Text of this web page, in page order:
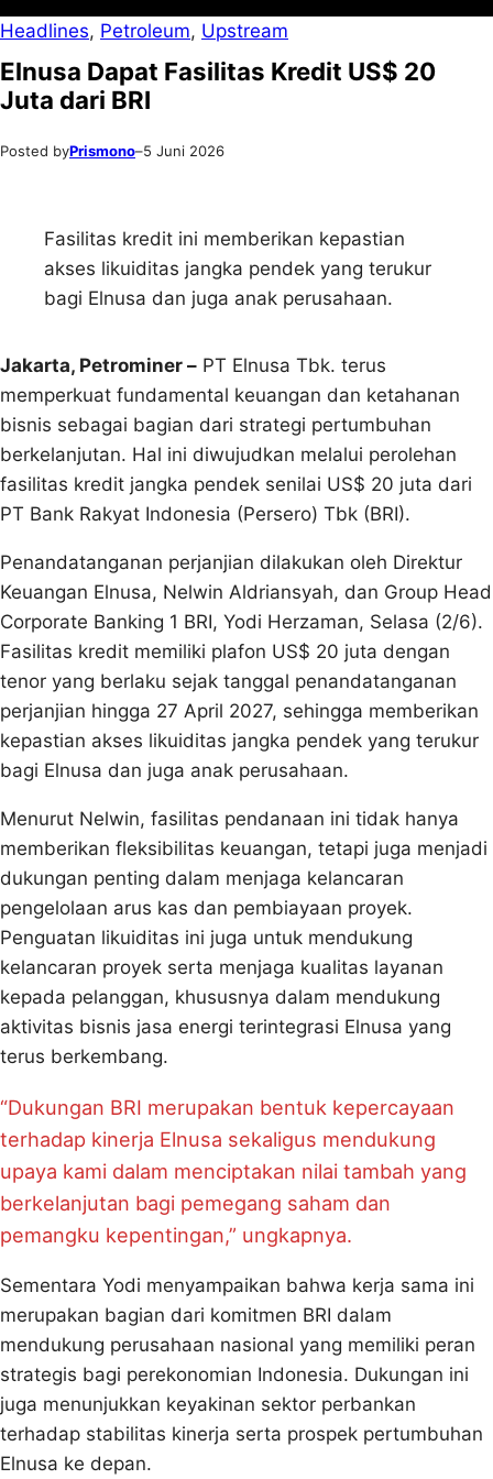
Headlines, Petroleum, Upstream
Elnusa Dapat Fasilitas Kredit US$ 20
Juta dari BRI
Posted byPrismono–5 Juni 2026
Fasilitas kredit ini memberikan kepastian
akses likuiditas jangka pendek yang terukur
bagi Elnusa dan juga anak perusahaan.
Jakarta, Petrominer – PT Elnusa Tbk. terus
memperkuat fundamental keuangan dan ketahanan
bisnis sebagai bagian dari strategi pertumbuhan
berkelanjutan. Hal ini diwujudkan melalui perolehan
fasilitas kredit jangka pendek senilai US$ 20 juta dari
PT Bank Rakyat Indonesia (Persero) Tbk (BRI).
Penandatanganan perjanjian dilakukan oleh Direktur
Keuangan Elnusa, Nelwin Aldriansyah, dan Group Head
Corporate Banking 1 BRI, Yodi Herzaman, Selasa (2/6).
Fasilitas kredit memiliki plafon US$ 20 juta dengan
tenor yang berlaku sejak tanggal penandatanganan
perjanjian hingga 27 April 2027, sehingga memberikan
kepastian akses likuiditas jangka pendek yang terukur
bagi Elnusa dan juga anak perusahaan.
Menurut Nelwin, fasilitas pendanaan ini tidak hanya
memberikan fleksibilitas keuangan, tetapi juga menjadi
dukungan penting dalam menjaga kelancaran
pengelolaan arus kas dan pembiayaan proyek.
Penguatan likuiditas ini juga untuk mendukung
kelancaran proyek serta menjaga kualitas layanan
kepada pelanggan, khususnya dalam mendukung
aktivitas bisnis jasa energi terintegrasi Elnusa yang
terus berkembang.
“Dukungan BRI merupakan bentuk kepercayaan
terhadap kinerja Elnusa sekaligus mendukung
upaya kami dalam menciptakan nilai tambah yang
berkelanjutan bagi pemegang saham dan
pemangku kepentingan,” ungkapnya.
Sementara Yodi menyampaikan bahwa kerja sama ini
merupakan bagian dari komitmen BRI dalam
mendukung perusahaan nasional yang memiliki peran
strategis bagi perekonomian Indonesia. Dukungan ini
juga menunjukkan keyakinan sektor perbankan
terhadap stabilitas kinerja serta prospek pertumbuhan
Elnusa ke depan.